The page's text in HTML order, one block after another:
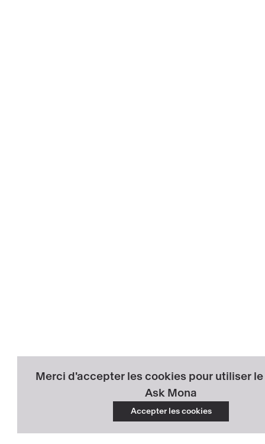
Merci d'accepter les cookies pour utiliser
Ask Mona
Accepter les cookies